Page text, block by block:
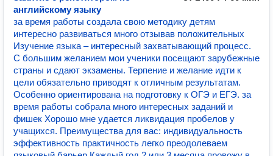
английскому языку
за время работы создала свою методику детям
интересно развиваться много отзывав положительных
Изучение языка – интересный захватывающий процесс.
С большим желанием мои ученики посещают зарубежные
страны и сдают экзамены. Терпение и желание идти к
цели обязательно приводят к отличным результатам.
Особенно ориентирована на подготовку к ОГЭ и ЕГЭ. за
время работы собрала много интересных заданий и
фишек Хорошо мне удается ликвидация пробелов у
учащихся. Преимущества для вас: индивидуальность
эффективность практичность легко преодолеваем